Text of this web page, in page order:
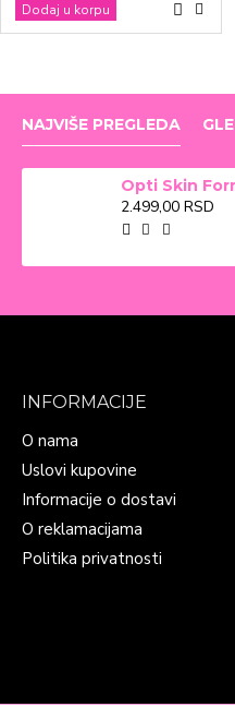
Dodaj u korpu
NAJVIŠE PREGLEDA
Opti Skin
2.499,00 RSD
INFORMACIJE
O nama
Uslovi kupovine
Informacije o dostavi
O reklamacijama
Politika privatnosti